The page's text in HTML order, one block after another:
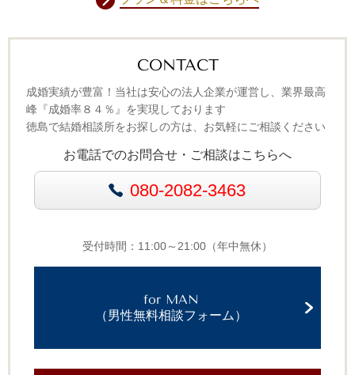
CONTACT
成婚実績が豊富！当社は安心の法人企業が運営し、業界最高
峰『成婚率８４％』を実現しております
徳島で結婚相談所をお探しの方は、お気軽にご相談ください
お電話でのお問合せ・ご相談はこちらへ
080-2082-3463
受付時間：11:00～21:00（年中無休）
for MAN
（男性無料相談フォーム）